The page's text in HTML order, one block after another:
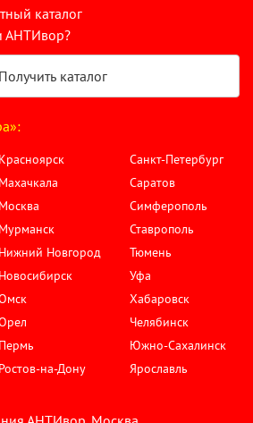
каталог
АНТИвор?
Получить каталог
Красноярск
Махачкала
Москва
Мурманск
Нижний Новгород
Новосибирск
Пермь
Ростов-на-Дону
Санкт-Петербург
Саратов
Симферополь
Ставрополь
Тюмень
Уфа
Хабаровск
Челябинск
Южно-Сахалинск
Ярославль